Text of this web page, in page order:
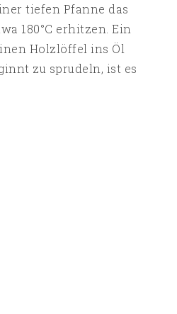
tiefen Pfanne das
180°C erhitzen. Ein
Holzlöffel ins Öl
zu sprudeln, ist es